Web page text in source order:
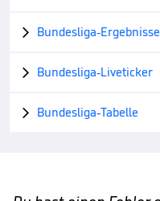
 Bundesliga-Ergebnisse
 Bundesliga-Liveticker
 Bundesliga-Tabelle